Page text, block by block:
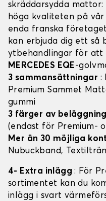
skräddarsydda
höga kvaliteten på vår
enda franska
kan erbjuda dig ett så
ytbehandlingar för att
MERCEDES EQE-
3 sammansättningar :
Premium Sammet
gummi
3 färger av
(endast för Premium-
Mer än 30 möjliga
Nubuckband,
4- Extra inlägg: För
sortimentet kan du
inlägg i svart